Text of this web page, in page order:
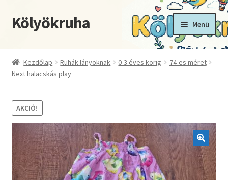
Ugrás
a
Kilépés
a
Kölyökruha Menü
Fiókom
Kosár
Pénztár
Termékek
Kezdőlap Ruhák lányoknak 0-3 éves korig
74-es méret
Next halacskás play
AKCIÓ!
🔍